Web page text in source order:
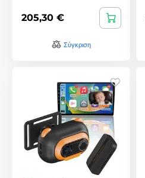
205,30 €
Σύγκριση